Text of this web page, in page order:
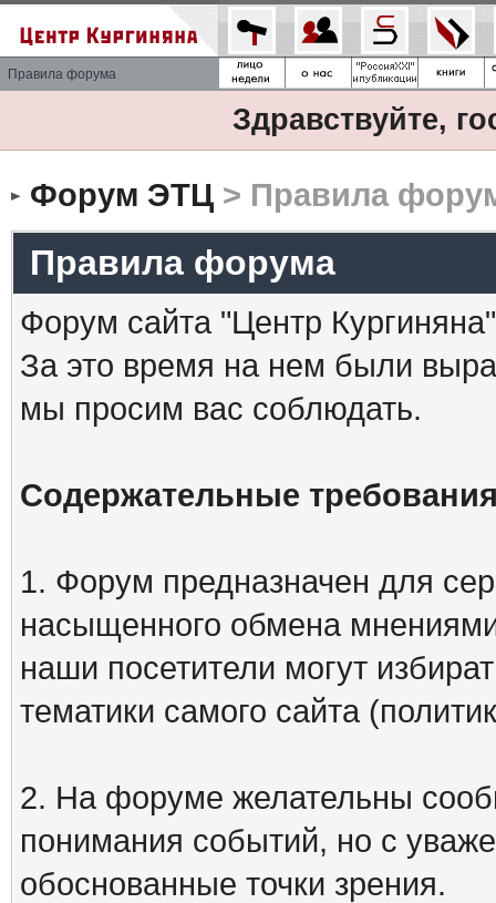
Правила форума
Здравствуйте,
Форум ЭТЦ> Правила
Правила форума
Форум сайта "Центр
За это время на нем были
мы просим вас соблюдать.
Содержательные
1. Форум предназначен для
насыщенного обмена
наши посетители могут
тематики самого сайта
2. На форуме желательны
понимания событий, но с
обоснованные точки зрения.